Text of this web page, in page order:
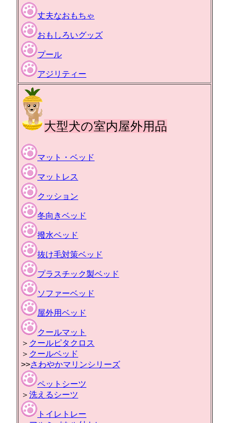
丈夫なおもちゃ
おもしろいグッズ
プール
アジリティー
大型犬の室内屋外用品
マット・ベッド
マットレス
クッション
冬向きベッド
撥水ベッド
抜け毛対策ベッド
プラスチック製ベッド
ソファーベッド
屋外用ベッド
クールマット
＞ クールピタクロス
＞ クールベッド
>>さわやかマリンシリーズ
ペットシーツ
＞ 洗えるシーツ
トイレトレー